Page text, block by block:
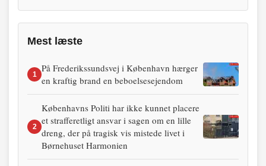
Mest læste
1
På Frederikssundsvej i København hærger
en kraftig brand en beboelsesejendom
2
Københavns Politi har ikke kunnet placere
et strafferetligt ansvar i sagen om en lille
dreng, der på tragisk vis mistede livet i
Børnehuset Harmonien